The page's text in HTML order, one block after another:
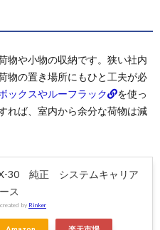
物や小物の収納です。狭い社内
物の置き場所にもひと工夫が必
ックスやルーフラック
を使っ
れば、室内から余分な荷物は減
30 純正 システムキャリア
ス
created by Rinker